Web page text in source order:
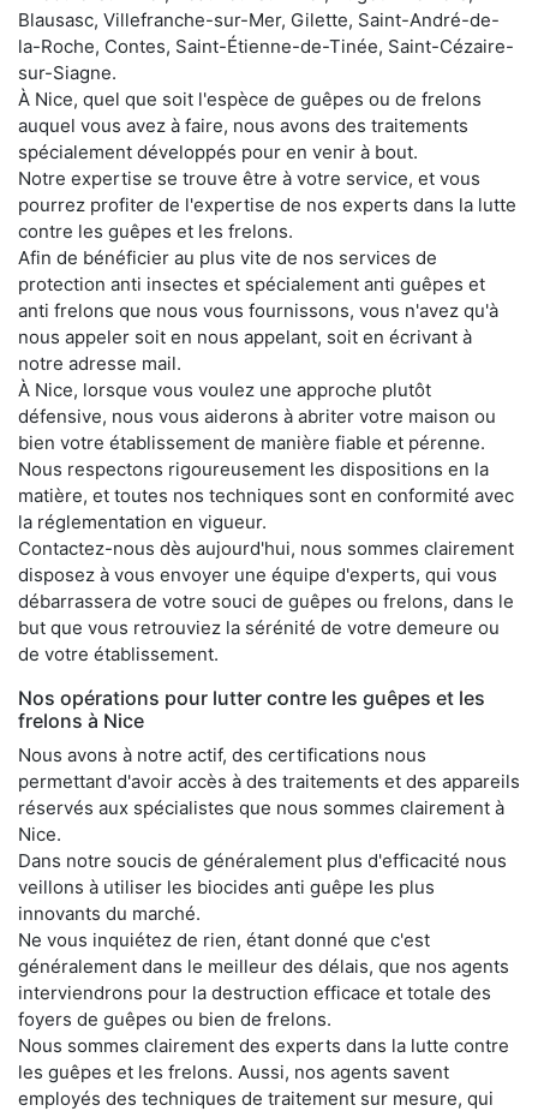
Blausasc, Villefranche-sur-Mer, Gilette, Saint-André-de-
la-Roche, Contes, Saint-Étienne-de-Tinée, Saint-Cézaire-
sur-Siagne.
À Nice, quel que soit l'espèce de guêpes ou de frelons
auquel vous avez à faire, nous avons des traitements
spécialement développés pour en venir à bout.
Notre expertise se trouve être à votre service, et vous
pourrez profiter de l'expertise de nos experts dans la lutte
contre les guêpes et les frelons.
Afin de bénéficier au plus vite de nos services de
protection anti insectes et spécialement anti guêpes et
anti frelons que nous vous fournissons, vous n'avez qu'à
nous appeler soit en nous appelant, soit en écrivant à
notre adresse mail.
À Nice, lorsque vous voulez une approche plutôt
défensive, nous vous aiderons à abriter votre maison ou
bien votre établissement de manière fiable et pérenne.
Nous respectons rigoureusement les dispositions en la
matière, et toutes nos techniques sont en conformité avec
la réglementation en vigueur.
Contactez-nous dès aujourd'hui, nous sommes clairement
disposez à vous envoyer une équipe d'experts, qui vous
débarrassera de votre souci de guêpes ou frelons, dans le
but que vous retrouviez la sérénité de votre demeure ou
de votre établissement.
Nos opérations pour lutter contre les guêpes et les
frelons à Nice
Nous avons à notre actif, des certifications nous
permettant d'avoir accès à des traitements et des appareils
réservés aux spécialistes que nous sommes clairement à
Nice.
Dans notre soucis de généralement plus d'efficacité nous
veillons à utiliser les biocides anti guêpe les plus
innovants du marché.
Ne vous inquiétez de rien, étant donné que c'est
généralement dans le meilleur des délais, que nos agents
interviendrons pour la destruction efficace et totale des
foyers de guêpes ou bien de frelons.
Nous sommes clairement des experts dans la lutte contre
les guêpes et les frelons. Aussi, nos agents savent
employés des techniques de traitement sur mesure, qui